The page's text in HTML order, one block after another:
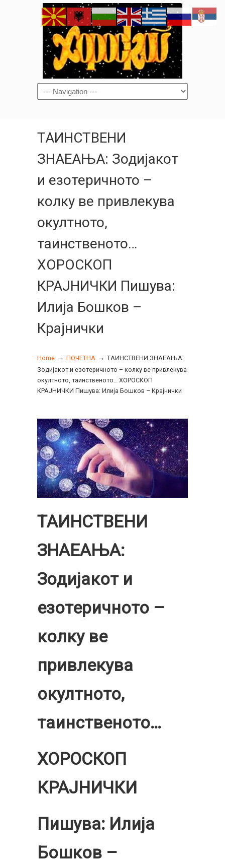
Navigation
ТАИНСТВЕНИ
ЗНАЕАЊА: Зодијакот
и езотеричното –
колку ве привлекува
окултното,
таинственото…
ХОРОСКОП
КРАЈНИЧКИ Пишува:
Илија Бошков –
Крајнички
Home → ПОЧЕТНА → ТАИНСТВЕНИ ЗНАЕАЊА:
Зодијакот и езотеричното – колку ве привлекува
окултното, таинственото… ХОРОСКОП
КРАЈНИЧКИ Пишува: Илија Бошков – Крајнички
ТАИНСТВЕНИ
ЗНАЕАЊА:
Зодијакот и
езотеричното –
колку ве
привлекува
окултното,
таинственото…
ХОРОСКОП
КРАЈНИЧКИ
Пишува: Илија
Бошков –